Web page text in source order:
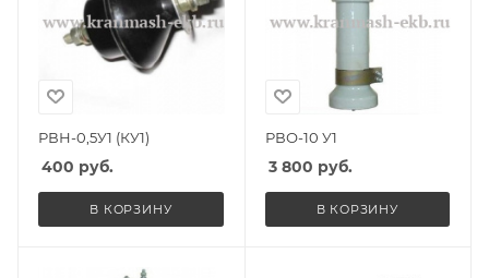
РВН-0,5У1 (КУ1)
400 руб.
В КОРЗИНУ
РВО-10 У1
3 800 руб.
В КОРЗИНУ